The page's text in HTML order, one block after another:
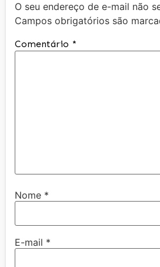
O seu endereço de e-mail não
Campos obrigatórios são
Comentário *
Nome *
E-mail *